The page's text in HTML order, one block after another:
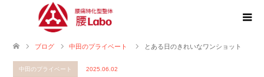
ブログ 中田のプライベート とある日のきれいなワンショット
中田のプライベート 2025.06.02